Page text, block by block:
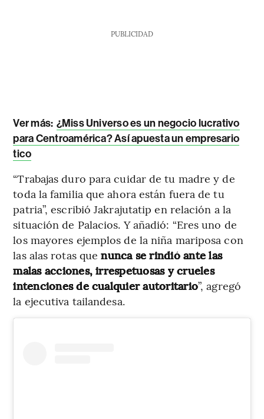
PUBLICIDAD
Ver más: ¿Miss Universo es un negocio lucrativo
para Centroamérica? Así apuesta un empresario
tico
“Trabajas duro para cuidar de tu madre y de
toda la familia que ahora están fuera de tu
patria”, escribió Jakrajutatip en relación a la
situación de Palacios. Y añadió: “Eres uno de
los mayores ejemplos de la niña mariposa con
las alas rotas quenunca se rindió ante las
malas acciones, irrespetuosas y crueles
intenciones de cualquier autoritario”, agregó
la ejecutiva tailandesa.